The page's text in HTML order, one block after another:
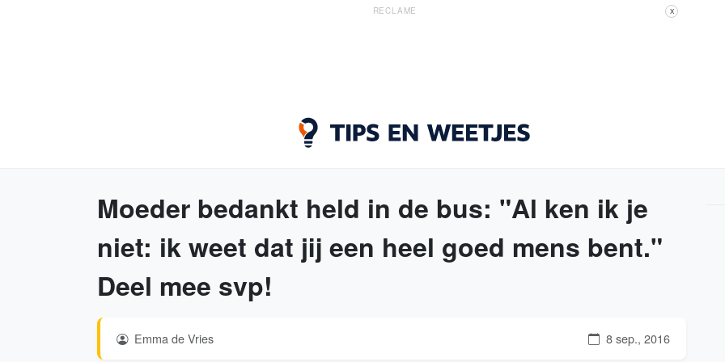
RECLAME X
Moeder bedankt held in de bus: "Al ken ik je
niet: ik weet dat jij een heel goed mens bent."
Deel mee svp!
Emma de Vries 8 sep., 2016